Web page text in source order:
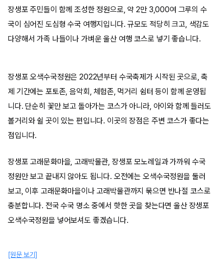
장생포 주민들이 함께 조성한 정원으로, 약 2만 3,000여 그루의 수
국이 심어진 도심형 수국 여행지입니다. 규모도 적당히 크고, 색감도
다양해서 가족 나들이나 가벼운 울산 여행 코스로 넣기 좋습니다.
장생포 오색수국정원은 2022년부터 수국축제가 시작된 곳으로, 축
제 기간에는 포토존, 음악회, 체험존, 먹거리 쉼터 등이 함께 운영됩
니다. 단순히 꽃만 보고 돌아가는 코스가 아니라, 아이와 함께 들러도
볼거리와 쉴 곳이 있는 편입니다. 이곳의 장점은 주변 코스가 좋다는
점입니다.
장생포 고래문화마을, 고래박물관, 장생포 모노레일과 가까워 수국
정원만 보고 끝내지 않아도 됩니다. 오전에는 오색수국정원을 둘러
보고, 이후 고래문화마을이나 고래박물관까지 묶으면 반나절 코스로
충분합니다. 전국 수국 명소 중에서 핫한 곳을 찾는다면 울산 장생포
오색수국정원을 넣어보셔도 좋겠습니다.
[원문 보기]